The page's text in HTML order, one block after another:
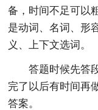
备，时间不足可以
是动词、名词、形
义、上下文选词。
答题时候先答
完了以后有时间再
答案。